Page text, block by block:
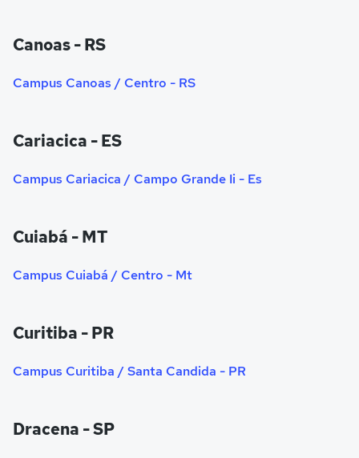
Canoas - RS
Campus Canoas / Centro - RS
Cariacica - ES
Campus Cariacica / Campo Grande Ii - Es
Cuiabá - MT
Campus Cuiabá / Centro - Mt
Curitiba - PR
Campus Curitiba / Santa Candida - PR
Dracena - SP